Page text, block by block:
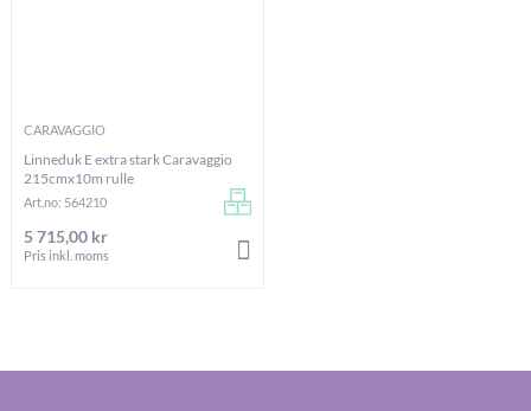
CARAVAGGIO
Linneduk E extra stark Caravaggio
215cmx10m rulle
Art.no: 564210
5 715,00 kr
Pris inkl. moms